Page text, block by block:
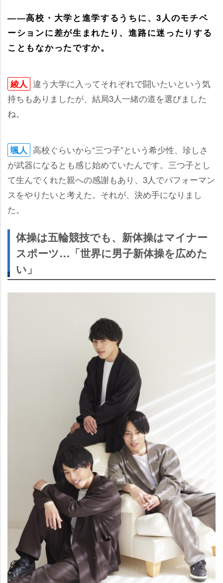
――高校・大学と進学するうちに、3人のモチベ
ーションに差が生まれたり、進路に迷ったりする
こともなかったですか。
綾人 違う大学に入ってそれぞれで闘いたいという気
持ちもありましたが、結局3人一緒の道を選びました
ね。
颯人 高校ぐらいから“三つ子”という希少性、珍しさ
が武器になるとも感じ始めていたんです。三つ子とし
て生んでくれた親への感謝もあり、3人でパフォーマン
スをやりたいと考えた。それが、決め手になりまし
た。
体操は五輪競技でも、新体操はマイナー
スポーツ…「世界に男子新体操を広めた
い」